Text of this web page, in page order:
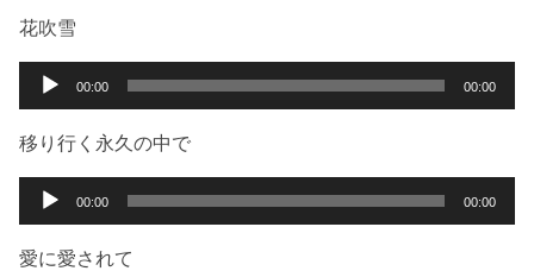
ー
プ
ー
花吹雪
プ
ー
00:00 00:00
移り行く永久の中で
プ
00:00 00:00
愛に愛されて